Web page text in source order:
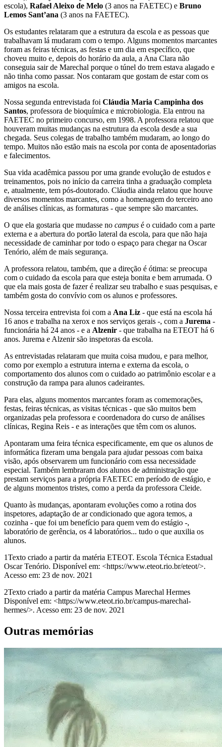
escola), Rafael Aleixo de Melo (3 anos na FAETEC) e Bruno
Lemos Sant’ana (3 anos na FAETEC).
Os estudantes relataram que a estrutura da escola e as pessoas que
trabalhavam lá mudaram com o tempo. Alguns momentos marcantes
foram as feiras técnicas, as festas e um dia em específico, que
choveu muito e, depois do horário da aula, a Ana Clara não
conseguia sair de Marechal porque o túnel do trem estava alagado e
não tinha como passar. Nos contaram que gostam de estar com os
amigos na escola.
Nossa segunda entrevistada foi Cláudia Maria Campinha dos
Santos, professora de bioquímica e microbiologia. Ela entrou na
FAETEC no primeiro concurso, em 1998. A professora relatou que
houveram muitas mudanças na estrutura da escola desde a sua
chegada. Seus colegas de trabalho também mudaram, ao longo do
tempo. Muitos não estão mais na escola por conta de aposentadorias
e falecimentos.
Sua vida acadêmica passou por uma grande evolução de estudos e
treinamentos, pois no início da carreira tinha a graduação completa
e, atualmente, tem pós-doutorado. Cláudia ainda relatou que houve
diversos momentos marcantes, como a homenagem do terceiro ano
de análises clínicas, as formaturas - que sempre são marcantes.
O que ela gostaria que mudasse no campus é o cuidado com a parte
externa e a abertura do portão lateral da escola, para que não haja
necessidade de caminhar por todo o espaço para chegar na Oscar
Tenório, além de mais segurança.
A professora relatou, também, que a direção é ótima: se preocupa
com o cuidado da escola para que esteja bonita e bem arrumada. O
que ela mais gosta de fazer é realizar seu trabalho e suas pesquisas, e
também gosta do convívio com os alunos e professores.
Nossa terceira entrevista foi com a Ana Liz - que está na escola há
16 anos e trabalha na xerox e nos serviços gerais -, com a Jurema -
funcionária há 24 anos - e a Alzenir - que trabalha na ETEOT há 6
anos. Jurema e Alzenir são inspetoras da escola.
As entrevistadas relataram que muita coisa mudou, e para melhor,
como por exemplo a estrutura interna e externa da escola, o
comportamento dos alunos com o cuidado ao patrimônio escolar e a
construção da rampa para alunos cadeirantes.
Para elas, alguns momentos marcantes foram as comemorações,
festas, feiras técnicas, as visitas técnicas - que são muitos bem
organizadas pela professora e coordenadora do curso de análises
clínicas, Regina Reis - e as interações que têm com os alunos.
Apontaram uma feira técnica especificamente, em que os alunos de
informática fizeram uma bengala para ajudar pessoas com baixa
visão, após observarem um funcionário com essa necessidade
especial. Também lembraram dos alunos de administração que
prestam serviços para a própria FAETEC em período de estágio, e
de alguns momentos tristes, como a perda da professora Cleide.
Quanto às mudanças, apontaram evoluções como a rotina dos
inspetores, adaptação de ar condicionado que agora temos, a
cozinha - que foi um benefício para quem vem do estágio -,
laboratório de gerência, os 4 laboratórios... tudo o que auxilia os
alunos.
1Texto criado a partir da matéria ETEOT. Escola Técnica Estadual
Oscar Tenório. Disponível em: <https://www.eteot.rio.br/eteot/>.
Acesso em: 23 de nov. 2021
2Texto criado a partir da matéria Campus Marechal Hermes
Disponível em: <https://www.eteot.rio.br/campus-marechal-
hermes/>. Acesso em: 23 de nov. 2021
Outras memórias